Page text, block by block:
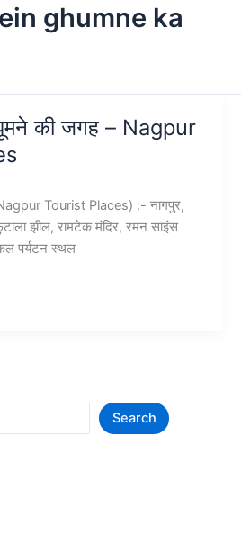
ghumne ka
की जगह – Nagpur
Tourist Places) :- नागपुर,
झील, रामटेक मंदिर, रमन साइंस
पर्यटन स्थल
Search